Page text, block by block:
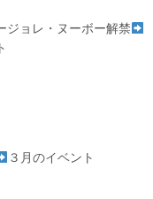
ジョレ・ヌーボー解禁
３月のイベント